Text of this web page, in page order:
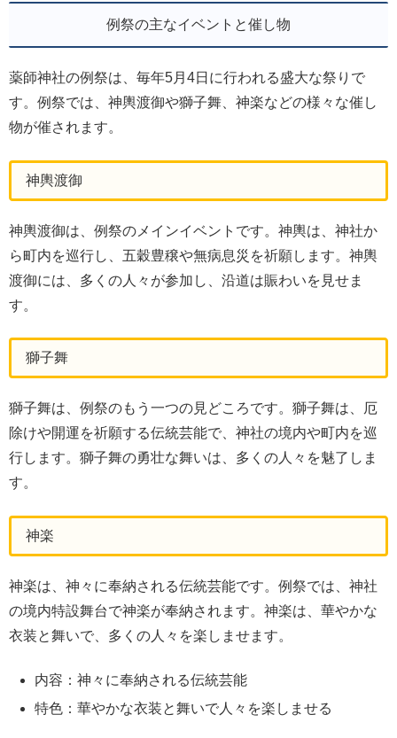
例祭の主なイベントと催し物
薬師神社の例祭は、毎年5月4日に行われる盛大な祭りで
す。例祭では、神輿渡御や獅子舞、神楽などの様々な催し
物が催されます。
神輿渡御
神輿渡御は、例祭のメインイベントです。神輿は、神社か
ら町内を巡行し、五穀豊穣や無病息災を祈願します。神輿
渡御には、多くの人々が参加し、沿道は賑わいを見せま
す。
獅子舞
獅子舞は、例祭のもう一つの見どころです。獅子舞は、厄
除けや開運を祈願する伝統芸能で、神社の境内や町内を巡
行します。獅子舞の勇壮な舞いは、多くの人々を魅了しま
す。
神楽
神楽は、神々に奉納される伝統芸能です。例祭では、神社
の境内特設舞台で神楽が奉納されます。神楽は、華やかな
衣装と舞いで、多くの人々を楽しませます。
内容：神々に奉納される伝統芸能
特色：華やかな衣装と舞いで人々を楽しませる